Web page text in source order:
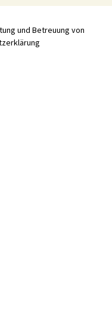
und Betreuung von